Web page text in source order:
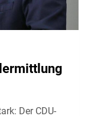
Der CDU-